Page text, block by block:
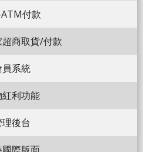
付款
商取貨/付款
員系統
利功能
後台